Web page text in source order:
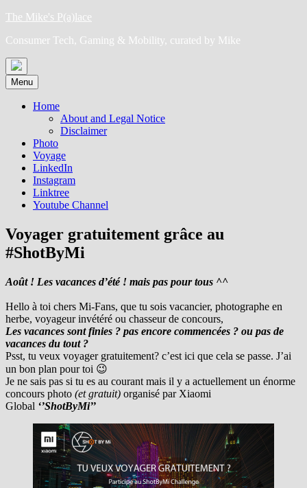
Skip
content
The Mike's P(a)lace
Consumer Tech, Gaming & Mobility, curated by Mike
Menu
Home
About and Legal Notice
Disclaimer
Photo
Voyage
LinkedIn
Instagram
Linktree
Youtube Channel
Voyager gratuitement grâce au
#ShotByMi
Août ! Les vacances d’été ! mais pas pour tous ^^
Hello à toi chers Mi-Fans, que tu sois vacancier, photographe en
herbe, voyageur invétéré ou chasseur de concours,
Les vacances sont finies ? pas encore commencées ? ou pas de
vacances du tout ?
Psst, tu veux voyager gratuitement? c’est ici que cela se passe. J’ai
un bon plan pour toi 😉
Je ne sais pas si tu es au courant mais il y a actuellement un énorme
concours photo (et gratuit) organisé par Xiaomi
Global ‘’ShotByMi’’